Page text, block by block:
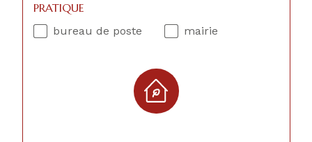
PRATIQUE
bureau de poste mairie